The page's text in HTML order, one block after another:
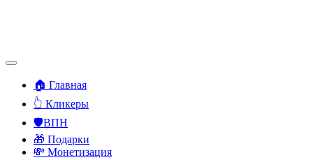
🏠 Главная
👆 Кликеры
🛡️ВПН
🎁 Подарки
💸 Монетизация